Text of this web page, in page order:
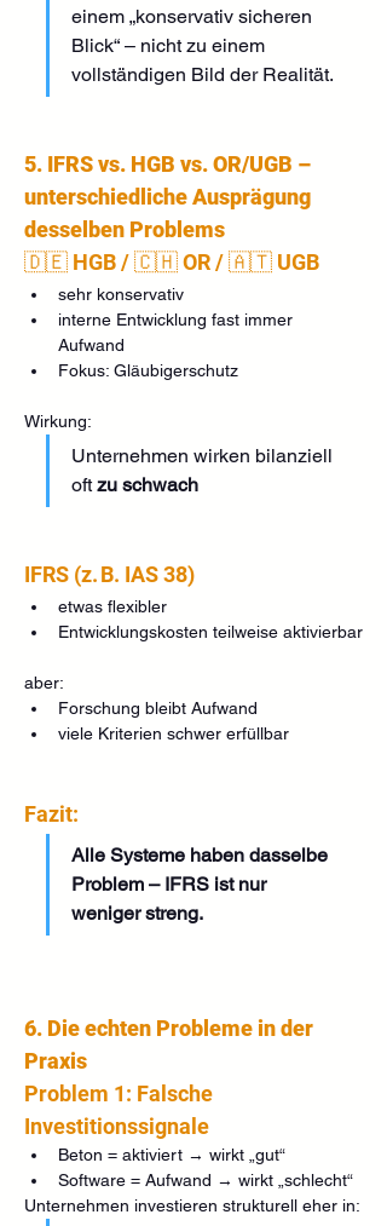
einem „konservativ sicheren
Blick“ – nicht zu einem
vollständigen Bild der Realität.
5. IFRS vs. HGB vs. OR/UGB –
unterschiedliche Ausprägung
desselben Problems
🇩🇪 HGB / 🇨🇭 OR / 🇦🇹 UGB
sehr konservativ
interne Entwicklung fast immer
Aufwand
Fokus: Gläubigerschutz
Wirkung:
Unternehmen wirken bilanziell
oft zu schwach
IFRS (z. B. IAS 38)
etwas flexibler
Entwicklungskosten teilweise aktivierbar
aber:
Forschung bleibt Aufwand
viele Kriterien schwer erfüllbar
Fazit:
Alle Systeme haben dasselbe
Problem – IFRS ist nur
weniger streng.
6. Die echten Probleme in der
Praxis
Problem 1: Falsche
Investitionssignale
Beton = aktiviert → wirkt „gut“
Software = Aufwand → wirkt „schlecht“
Unternehmen investieren strukturell eher in: